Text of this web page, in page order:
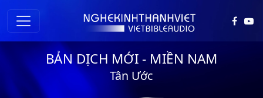
BẢN DỊCH MỚI - MIỀN NAM
Tân Ước